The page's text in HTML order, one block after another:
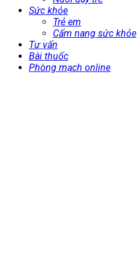
Sức khỏe
Trẻ em
Cẩm nang sức khỏe
Tư vấn
Bài thuốc
Phòng mạch online